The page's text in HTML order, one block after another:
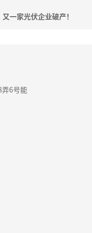
一家光伏企业破产！
6号能